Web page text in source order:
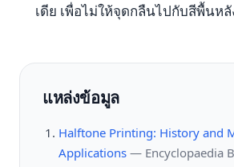
เดีย เพื่อไม่ให้จุดกลืนไปกับสีพื้นห
แหล่งข้อมูล
Halftone Printing: History and
Applications — Encyclopaedia